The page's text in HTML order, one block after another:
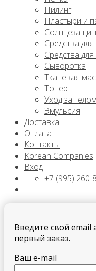
Пилинг
Пластыри и
Средства
Средства
Сыворотка
Тканевая
Тонер
Уход за телом
Эмульсия
Доставка
Оплата
Контакты
Korean Companies
Вход
+7 (995) 260-
Введите свой email
первый заказ.
Ваш e-mail